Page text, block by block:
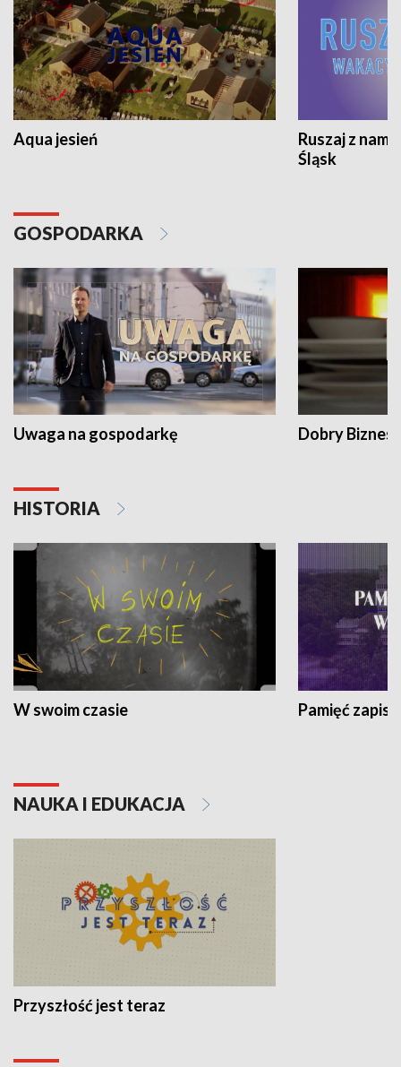
Aqua jesień
Ruszaj z
Śląsk
GOSPODARKA
Uwaga na gospodarkę Dobry Biznes
HISTORIA
W swoim czasie Pamięć
NAUKA I EDUKACJA
Przyszłość jest teraz